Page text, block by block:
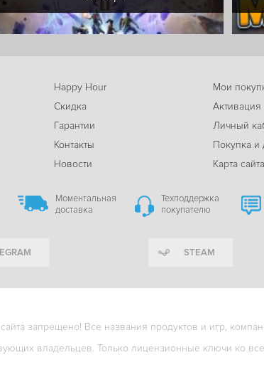
Happy Hour
Скидка
Гарантии
Контакты
Новости
Мои
Активация
Личный
Покупка и
Карта сайта
Моментальная
доставка
Техподдержка
покупателю
STEAM
запрещено! Все названия продуктов и игр,
владельцев. Только лицензионные ключи ко